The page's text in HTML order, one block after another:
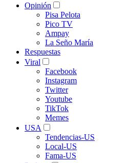
Opinión
Pisa Pelota
Pico TV
Ampay
La Seño María
Respuestas
Viral
Facebook
Instagram
Twitter
Youtube
TikTok
Memes
USA
Tendencias-US
Local-US
Fama-US